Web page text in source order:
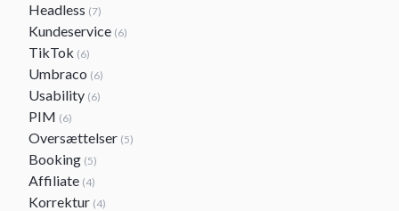
Headless (7)
Kundeservice (6)
TikTok (6)
Umbraco (6)
Usability (6)
PIM (6)
Oversættelser (5)
Booking (5)
Affiliate (4)
Korrektur (4)